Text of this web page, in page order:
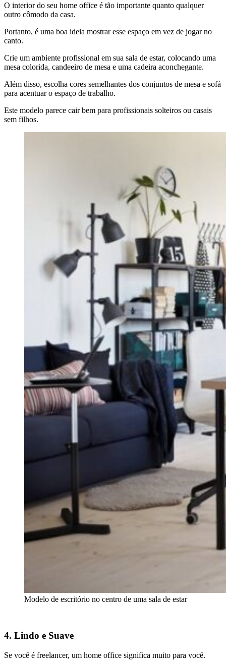
O interior do seu home office é tão importante quanto qualquer
outro cômodo da casa.
Portanto, é uma boa ideia mostrar esse espaço em vez de jogar no
canto.
Crie um ambiente profissional em sua sala de estar, colocando uma
mesa colorida, candeeiro de mesa e uma cadeira aconchegante.
Além disso, escolha cores semelhantes dos conjuntos de mesa e sofá
para acentuar o espaço de trabalho.
Este modelo parece cair bem para profissionais solteiros ou casais
sem filhos.
Modelo de escritório no centro de uma sala de estar
4. Lindo e Suave
Se você é freelancer, um home office significa muito para você.